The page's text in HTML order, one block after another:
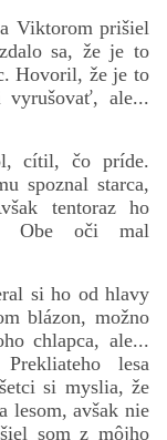
Viktorom prišiel
sa, že je to
Hovoril, že je to
vyrušovať, ale...
cítil, čo príde.
spoznal starca,
tentoraz ho
Obe oči mal
si ho od hlavy
blázon, možno
chlapca, ale...
lesa
si myslia, že
lesom, avšak nie
som z môjho